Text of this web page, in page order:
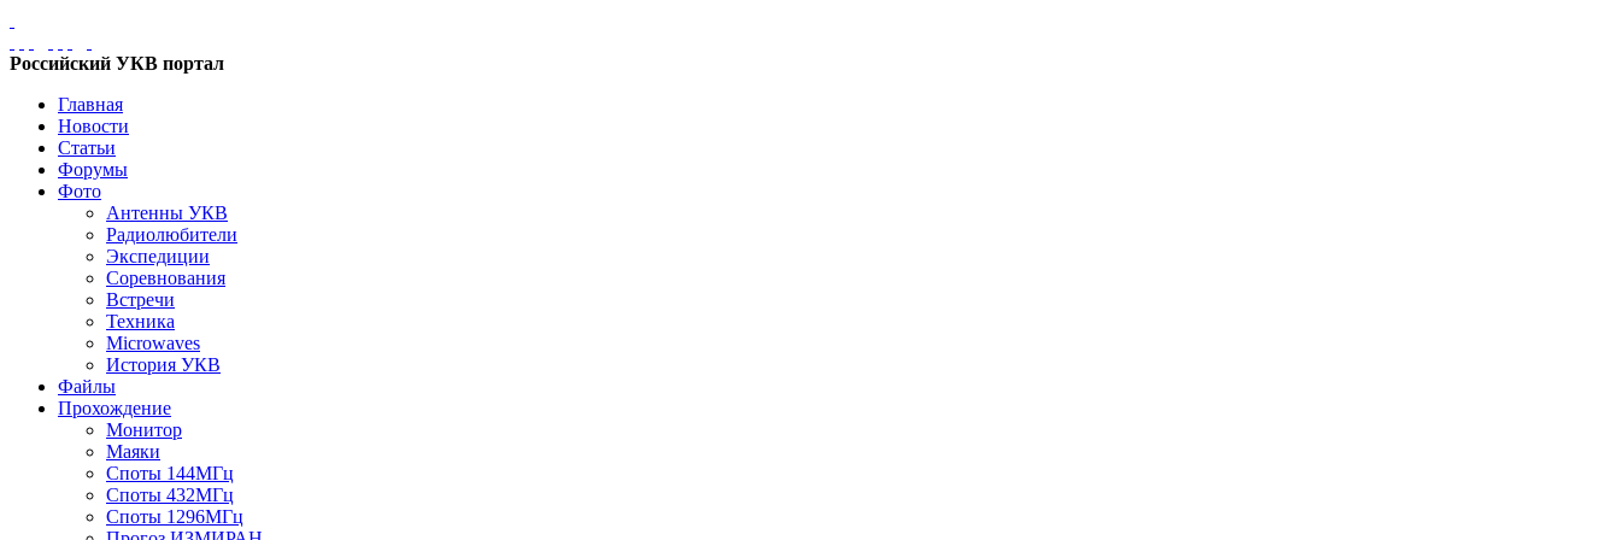
Российский УКВ портал
Главная
Новости
Статьи
Форумы
Фото
Антенны УКВ
Радиолюбители
Экспедиции
Соревнования
Встречи
Техника
Microwaves
История УКВ
Файлы
Прохождение
Монитор
Маяки
Споты 144МГц
Споты 432МГц
Споты 1296МГц